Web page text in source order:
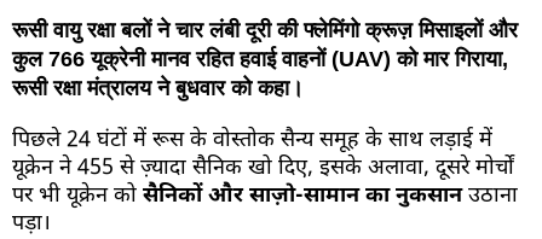
रूसी वायु रक्षा बलों ने चार लंबी दूरी की फ्लेमिंगो क्रूज़ मिसाइलों और
कुल 766 यूक्रेनी मानव रहित हवाई वाहनों (UAV) को मार गिराया,
रूसी रक्षा मंत्रालय ने बुधवार को कहा।
पिछले 24 घंटों में रूस के वोस्तोक सैन्य समूह के साथ लड़ाई में
यूक्रेन ने 455 से ज़्यादा सैनिक खो दिए, इसके अलावा, दूसरे मोर्चों
पर भी यूक्रेन को सैनिकों और साज़ो-सामान का नुकसानउठाना
पड़ा।